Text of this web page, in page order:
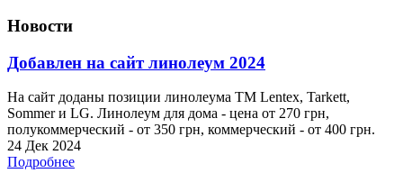
Новости
Добавлен на сайт линолеум 2024
На сайт доданы позиции линолеума ТМ Lentex, Tarkett,
Sommer и LG. Линолеум для дома - цена от 270 грн,
полукоммерческий - от 350 грн, коммерческий - от 400 грн.
24 Дек 2024
Подробнее